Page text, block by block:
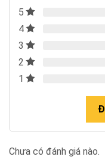
5
4
3
2
1
Chưa có đánh giá nào.